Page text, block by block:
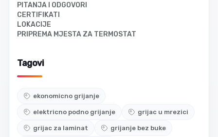
PITANJA I ODGOVORI
CERTIFIKATI
LOKACIJE
PRIPREMA MJESTA ZA TERMOSTAT
Tagovi
ekonomicno grijanje
elektricno podno grijanje grijac u mrezici
grijac za laminat grijanje bez buke